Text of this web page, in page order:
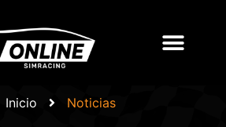
Inicio Noticias